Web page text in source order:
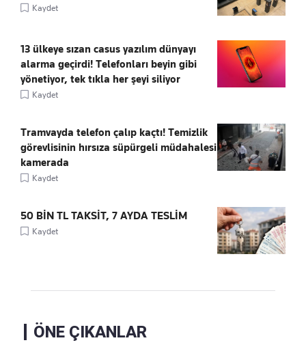
Kaydet
13 ülkeye sızan casus yazılım dünyayı
alarma geçirdi! Telefonları beyin gibi
yönetiyor, tek tıkla her şeyi siliyor
Kaydet
Tramvayda telefon çalıp kaçtı! Temizlik
görevlisinin hırsıza süpürgeli müdahalesi
kamerada
Kaydet
50 BİN TL TAKSİT, 7 AYDA TESLİM
Kaydet
ÖNE ÇIKANLAR